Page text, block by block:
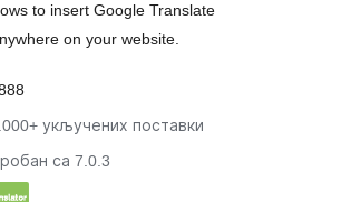
to insert Google Translate
on your website.
укључених поставки
са 7.0.3